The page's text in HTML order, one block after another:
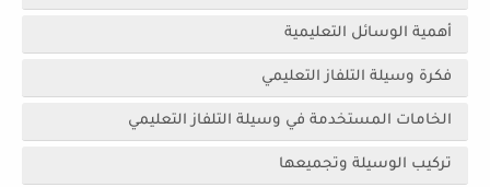
أهمية الوسائل التعليمية
فكرة وسيلة التلفاز التعليمي
الخامات المستخدمة في وسيلة التلفاز التعليمي
تركيب الوسيلة وتجميعها